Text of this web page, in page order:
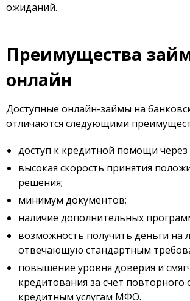
ожиданий.
Преимущества
онлайн
Доступные онлайн-займы на
отличаются следующими
доступ к кредитной помощи через
высокая скорость принятия
решения;
минимум документов;
наличие дополнительных
возможность получить деньги на
отвечающую стандартным
повышение уровня доверия и
кредитования за счет
кредитным услугам МФО.